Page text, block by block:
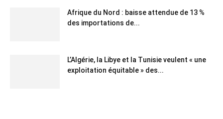
Afrique du Nord : baisse attendue de 13 %
des importations de...
L’Algérie, la Libye et la Tunisie veulent « une
exploitation équitable » des...